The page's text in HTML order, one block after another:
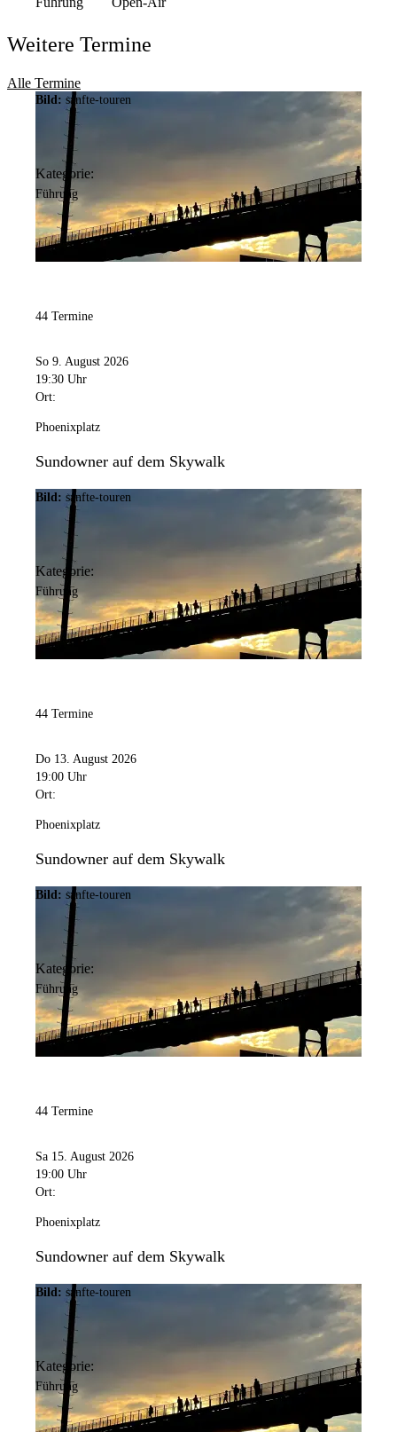
Weitere Termine
Alle Termine
Bild: sanfte-touren
Kategorie:
Führung
44 Termine
So 9. August 2026
19:30 Uhr
Ort:
Phoenixplatz
Sundowner auf dem Skywalk
Bild: sanfte-touren
Kategorie:
Führung
44 Termine
Do 13. August 2026
19:00 Uhr
Ort:
Phoenixplatz
Sundowner auf dem Skywalk
Bild: sanfte-touren
Kategorie:
Führung
44 Termine
Sa 15. August 2026
19:00 Uhr
Ort:
Phoenixplatz
Sundowner auf dem Skywalk
Bild: sanfte-touren
Kategorie:
Führung